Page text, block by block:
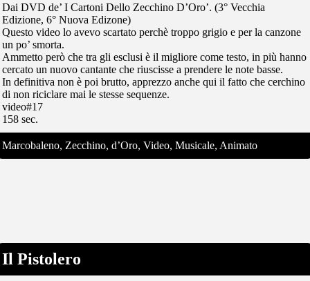
Dai DVD de’ I Cartoni Dello Zecchino D’Oro’. (3° Vecchia
Edizione, 6° Nuova Edizone)
Questo video lo avevo scartato perchè troppo grigio e per la canzone
un po’ smorta.
Ammetto però che tra gli esclusi è il migliore come testo, in più hanno
cercato un nuovo cantante che riuscisse a prendere le note basse.
In definitiva non è poi brutto, apprezzo anche qui il fatto che cerchino
di non riciclare mai le stesse sequenze.
video#17
158 sec.
Marcobaleno, Zecchino, d’Oro, Video, Musicale, Animato
Il Pistolero